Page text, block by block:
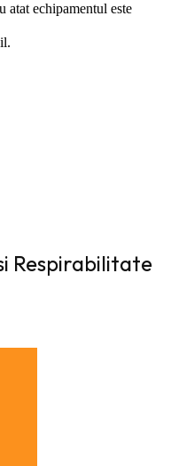
atat echipamentul este
Respirabilitate